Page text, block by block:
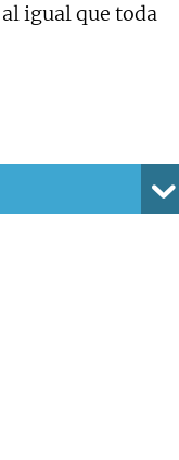
igual que toda